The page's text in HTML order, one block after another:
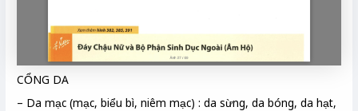
CỔNG DA
– Da mạc (mạc, biểu bì, niêm mạc) : da sừng, da bóng, da hạt,